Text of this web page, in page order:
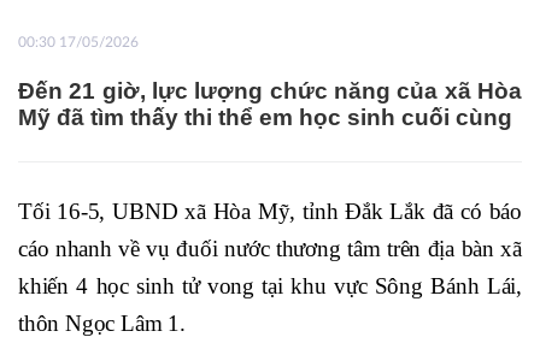
00:30 17/05/2026
Đến 21 giờ, lực lượng chức năng của xã Hòa
Mỹ đã tìm thấy thi thể em học sinh cuối cùng
Tối 16-5, UBND xã Hòa Mỹ, tỉnh Đắk Lắk đã có báo
cáo nhanh về vụ đuối nước thương tâm trên địa bàn xã
khiến 4 học sinh tử vong tại khu vực Sông Bánh Lái,
thôn Ngọc Lâm 1.